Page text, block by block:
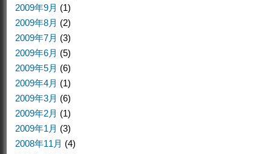
2009年9月 (1)
2009年8月 (2)
2009年7月 (3)
2009年6月 (5)
2009年5月 (6)
2009年4月 (1)
2009年3月 (6)
2009年2月 (1)
2009年1月 (3)
2008年11月 (4)